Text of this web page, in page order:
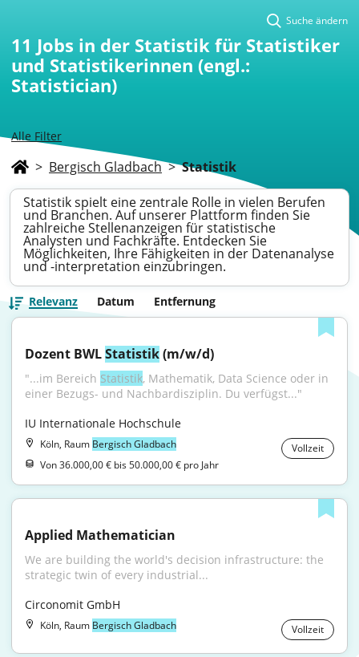
Alle Filter
Suche ändern
11 Jobs in der Statistik für Statistiker
und Statistikerinnen (engl.:
Statistician)
> Bergisch Gladbach > Statistik
Statistik spielt eine zentrale Rolle in vielen Berufen
und Branchen. Auf unserer Plattform finden Sie
zahlreiche Stellenanzeigen für statistische
Analysten und Fachkräfte. Entdecken Sie
Möglichkeiten, Ihre Fähigkeiten in der Datenanalyse
und -interpretation einzubringen.
Relevanz Datum Entfernung
Dozent BWL Statistik (m/w/d)
"...im Bereich Statistik, Mathematik, Data Science oder in
einer Bezugs- und Nachbardisziplin. Du verfügst..."
IU Internationale Hochschule
Köln, Raum Bergisch Gladbach
Vollzeit
Von 36.000,00 € bis 50.000,00 € pro Jahr
Applied Mathematician
We are building the world's decision infrastructure: the
strategic twin of every industrial...
Circonomit GmbH
Köln, Raum Bergisch Gladbach Vollzeit